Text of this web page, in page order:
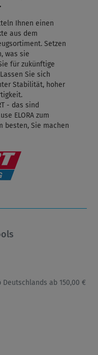
Ihnen einen
aus dem
Setzen
was sie
für zukünftige
Sie sich
Stabilität, hoher
- das sind
ELORA zum
besten, Sie machen
ab 150,00 €